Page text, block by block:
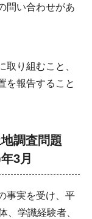
問い合わせがあ
り組むこと、
を報告すること
調査問題
3月
事実を受け、平
、学識経験者、